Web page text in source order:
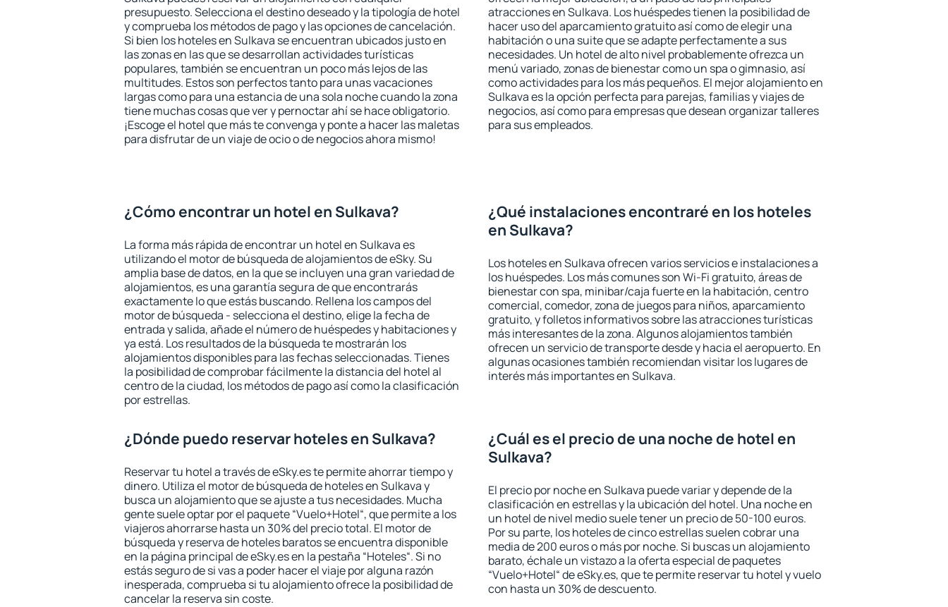
presupuesto. Selecciona el destino deseado y la tipología de hotel
y comprueba los métodos de pago y las opciones de cancelación.
Si bien los hoteles en Sulkava se encuentran ubicados justo en
las zonas en las que se desarrollan actividades turísticas
populares, también se encuentran un poco más lejos de las
multitudes. Estos son perfectos tanto para unas vacaciones
largas como para una estancia de una sola noche cuando la zona
tiene muchas cosas que ver y pernoctar ahí se hace obligatorio.
¡Escoge el hotel que más te convenga y ponte a hacer las maletas
para disfrutar de un viaje de ocio o de negocios ahora mismo!
atracciones en Sulkava. Los huéspedes tienen la posibilidad de
hacer uso del aparcamiento gratuito así como de elegir una
habitación o una suite que se adapte perfectamente a sus
necesidades. Un hotel de alto nivel probablemente ofrezca un
menú variado, zonas de bienestar como un spa o gimnasio, así
como actividades para los más pequeños. El mejor alojamiento en
Sulkava es la opción perfecta para parejas, familias y viajes de
negocios, así como para empresas que desean organizar talleres
para sus empleados.
¿Cómo encontrar un hotel en Sulkava?
La forma más rápida de encontrar un hotel en Sulkava es
utilizando el motor de búsqueda de alojamientos de eSky. Su
amplia base de datos, en la que se incluyen una gran variedad de
alojamientos, es una garantía segura de que encontrarás
exactamente lo que estás buscando. Rellena los campos del
motor de búsqueda - selecciona el destino, elige la fecha de
entrada y salida, añade el número de huéspedes y habitaciones y
ya está. Los resultados de la búsqueda te mostrarán los
alojamientos disponibles para las fechas seleccionadas. Tienes
la posibilidad de comprobar fácilmente la distancia del hotel al
centro de la ciudad, los métodos de pago así como la clasificación
por estrellas.
¿Qué instalaciones encontraré en los hoteles
en Sulkava?
Los hoteles en Sulkava ofrecen varios servicios e instalaciones a
los huéspedes. Los más comunes son Wi-Fi gratuito, áreas de
bienestar con spa, minibar/caja fuerte en la habitación, centro
comercial, comedor, zona de juegos para niños, aparcamiento
gratuito, y folletos informativos sobre las atracciones turísticas
más interesantes de la zona. Algunos alojamientos también
ofrecen un servicio de transporte desde y hacia el aeropuerto. En
algunas ocasiones también recomiendan visitar los lugares de
interés más importantes en Sulkava.
¿Dónde puedo reservar hoteles en Sulkava?
Reservar tu hotel a través de eSky.es te permite ahorrar tiempo y
dinero. Utiliza el motor de búsqueda de hoteles en Sulkava y
busca un alojamiento que se ajuste a tus necesidades. Mucha
gente suele optar por el paquete “Vuelo+Hotel“, que permite a los
viajeros ahorrarse hasta un 30% del precio total. El motor de
búsqueda y reserva de hoteles baratos se encuentra disponible
en la página principal de eSky.es en la pestaña “Hoteles“. Si no
estás seguro de si vas a poder hacer el viaje por alguna razón
inesperada, comprueba si tu alojamiento ofrece la posibilidad de
cancelar la reserva sin coste.
¿Cuál es el precio de una noche de hotel en
Sulkava?
El precio por noche en Sulkava puede variar y depende de la
clasificación en estrellas y la ubicación del hotel. Una noche en
un hotel de nivel medio suele tener un precio de 50-100 euros.
Por su parte, los hoteles de cinco estrellas suelen cobrar una
media de 200 euros o más por noche. Si buscas un alojamiento
barato, échale un vistazo a la oferta especial de paquetes
“Vuelo+Hotel“ de eSky.es, que te permite reservar tu hotel y vuelo
con hasta un 30% de descuento.